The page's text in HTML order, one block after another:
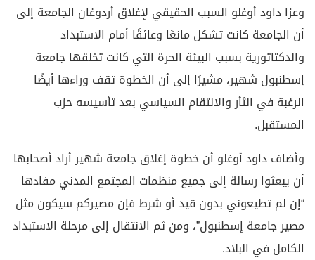
وعزا داود أوغلو السبب الحقيقي لإغلاق أردوغان الجامعة إلى
أن الجامعة كانت تشكل مانعًا وعائقًا أمام الاستبداد
والدكتاتورية بسبب البيئة الحرة التي كانت تخلقها جامعة
إسطنبول شهير، مشيرًا إلى أن الخطوة تقف وراءها أيضًا
الرغبة في الثأر والانتقام السياسي بعد تأسيسه حزب
المستقبل.
وأضاف داود أوغلو أن خطوة إغلاق جامعة شهير أراد أصحابها
أن يبعثوا رسالة إلى جميع منظمات المجتمع المدني مفادها
“إن لم تطيعوني بدون قيد أو شرط فإن مصيركم سيكون مثل
مصير جامعة إسطنبول”، ومن ثم الانتقال إلى مرحلة الاستبداد
الكامل في البلاد.